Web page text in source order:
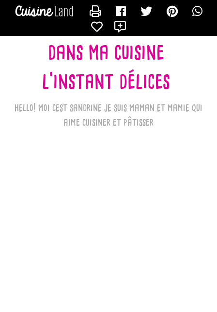
dans ma cuisine
l'instant délices
hello! moi cest sandrine je suis maman et mamie qui
aime cuisiner et pâtisser
CONTACTER LES_RECETTES_DE_SANDRINE_BK